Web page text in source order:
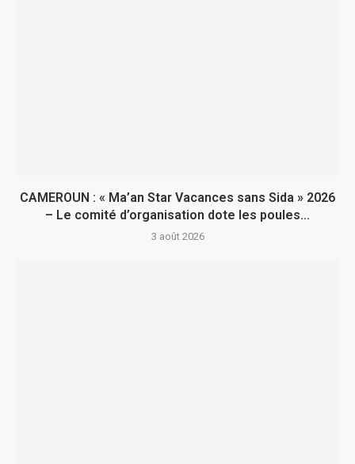
CAMEROUN : « Ma’an Star Vacances sans Sida » 2026
– Le comité d’organisation dote les poules...
3 août 2026